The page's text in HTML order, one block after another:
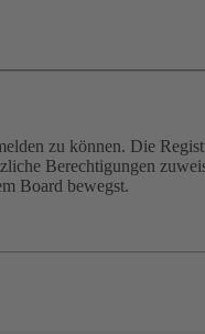
zu können. Die
Berechtigungen
Board bewegst.